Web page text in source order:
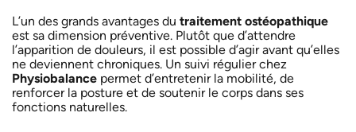
L’un des grands avantages du traitement ostéopathique
est sa dimension préventive. Plutôt que d’attendre
l’apparition de douleurs, il est possible d’agir avant qu’elles
ne deviennent chroniques. Un suivi régulier chez
Physiobalancepermet d’entretenir la mobilité, de
renforcer la posture et de soutenir le corps dans ses
fonctions naturelles.